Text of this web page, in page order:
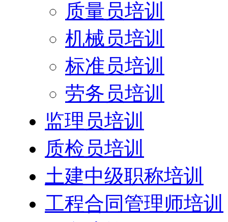
质量员培训
机械员培训
标准员培训
劳务员培训
监理员培训
质检员培训
土建中级职称培训
工程合同管理师培训